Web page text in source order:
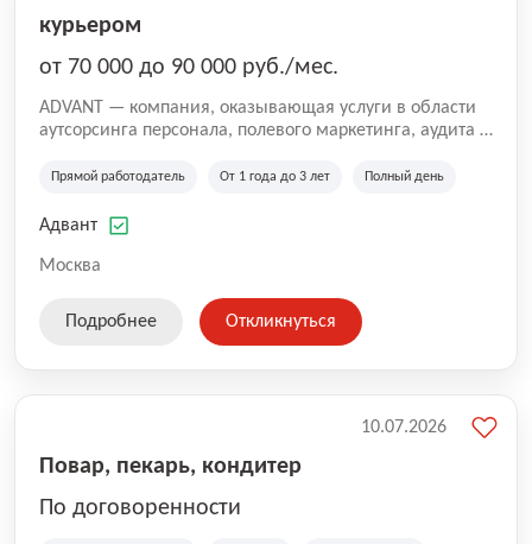
курьером
от 70 000 до 90 000 руб./мес.
ADVANT — компания, оказывающая услуги в области
аутсорсинга персонала, полевого маркетинга, аудита и
региональных клиентов. Мы работаем на рынке с
Казахстана и Беларуси, сотрудничая с компаниями из
Прямой работодатель От 1 года до 3 лет Полный день
Адвант
Москва
Подробнее Откликнуться
Повар, пекарь, кондитер
По договоренности
10.07.2026